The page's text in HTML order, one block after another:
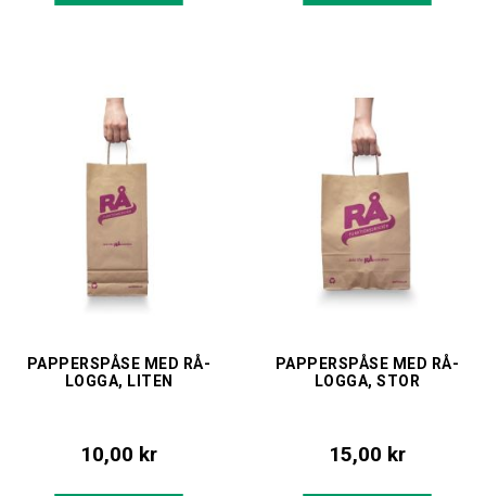
PAPPERSPÅSE MED RÅ-
LOGGA, LITEN
10,00 kr
PAPPERSPÅSE MED RÅ-
LOGGA, STOR
15,00 kr